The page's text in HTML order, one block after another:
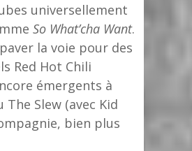
universellement
So What’cha Want.
la voie pour des
Red Hot Chili
émergents à
The Slew (avec Kid
bien plus